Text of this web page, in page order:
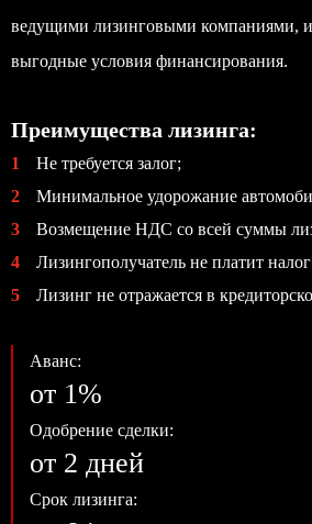
ведущими лизинговыми компаниями, и
выгодные условия финансирования.
Преимущества лизинга:
1
Не требуется залог;
2
Минимальное удорожание
3
Возмещение НДС со всей суммы
4
Лизингополучатель не платит
5
Лизинг не отражается в
Аванс:
от 1%
Одобрение сделки:
от 2 дней
Срок лизинга: